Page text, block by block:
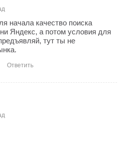
начала качество поиска
Яндекс, а потом условия для
тут ты не
Ответить